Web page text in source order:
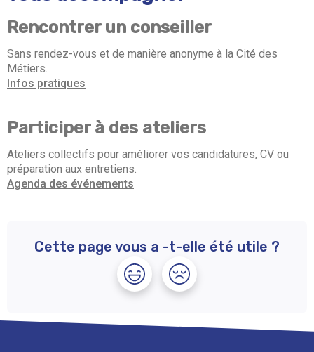
Rencontrer un conseiller
Sans rendez-vous et de manière anonyme à la Cité des
Métiers.
Infos pratiques
Participer à des ateliers
Ateliers collectifs pour améliorer vos candidatures, CV ou
préparation aux entretiens.
Agenda des événements
Cette page vous a -t-elle été utile ?